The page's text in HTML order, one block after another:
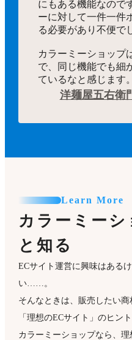
にもある機能なので
ーに対して一件一件
る必要があり不便で
カラーミーショップ
で、同じ機能でも細
ているなと感じます。
洋麺屋五右衛
Learn More
カラーミー
と知る
ECサイト運営に興味はある
い……。
そんなときは、販売したい
「理想のECサイト」のヒン
カラーミーショップなら、